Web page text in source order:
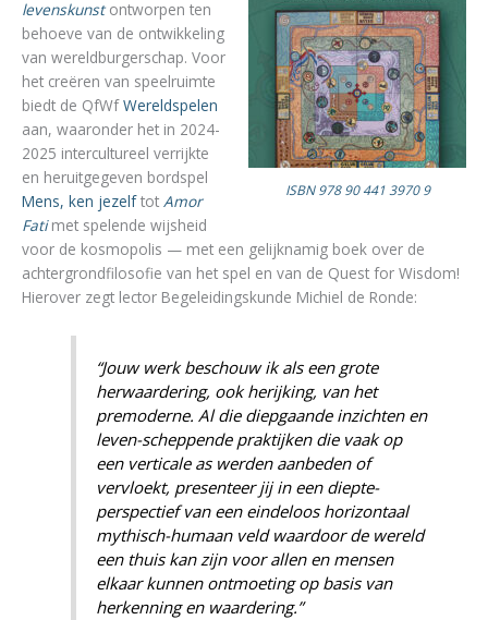
ISBN 978 90 441 3970 9
levenskunstontworpen ten
behoeve van de ontwikkeling
van wereldburgerschap. Voor
het creëren van speelruimte
biedt de QfWfWereldspelen
aan, waaronder het in 2024-
2025 intercultureel verrijkte
en heruitgegeven bordspel
Mens, ken jezelftot Amor
Fatimet spelende wijsheid
voor de kosmopolis — met een gelijknamig boek over de
achtergrondfilosofie van het spel en van de Quest for Wisdom!
Hierover zegt lector Begeleidingskunde Michiel de Ronde:
“Jouw werk beschouw ik als een grote
herwaardering, ook herijking, van het
premoderne. Al die diepgaande inzichten en
leven-scheppende praktijken die vaak op
een verticale as werden aanbeden of
vervloekt, presenteer jij in een diepte-
perspectief van een eindeloos horizontaal
mythisch-humaan veld waardoor de wereld
een thuis kan zijn voor allen en mensen
elkaar kunnen ontmoeting op basis van
herkenning en waardering.”